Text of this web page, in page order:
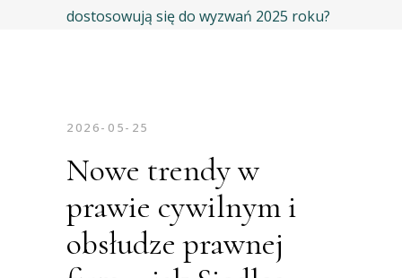
dostosowują się do wyzwań 2025 roku?
2026-05-25
Nowe trendy w
prawie cywilnym i
obsłudze prawnej